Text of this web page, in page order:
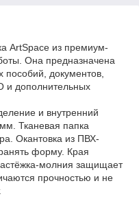
ArtSpace из премиум-
Она предназначена
пособий, документов,
и дополнительных
и внутренний
Тканевая папка
Окантовка из ПВХ-
форму. Края
молния защищает
прочностью и не